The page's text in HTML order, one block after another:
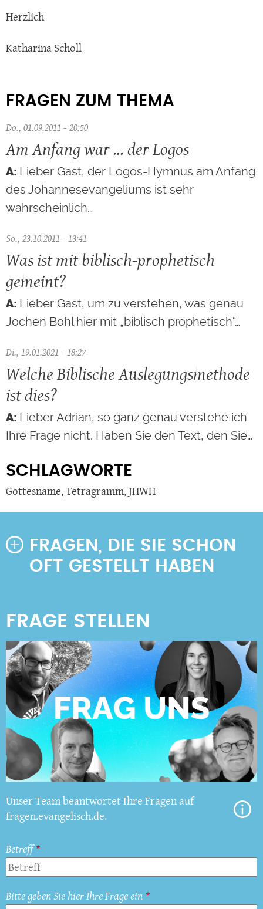
Herzlich
Katharina Scholl
FRAGEN ZUM THEMA
Do., 01.09.2011 - 20:50
Am Anfang war ... der Logos
Lieber Gast, der Logos-Hymnus am Anfang
des Johannesevangeliums ist sehr
wahrscheinlich…
So., 23.10.2011 - 13:41
Was ist mit biblisch-prophetisch
gemeint?
Lieber Gast, um zu verstehen, was genau
Jochen Bohl hier mit „biblisch prophetisch“…
Di., 19.01.2021 - 18:27
Welche Biblische Auslegungsmethode
ist dies?
Lieber Adrian, so ganz genau verstehe ich
Ihre Frage nicht. Haben Sie den Text, den Sie…
SCHLAGWORTE
Gottesname,Tetragramm,JHWH
FRAGEN, DIE SIE SCHON
OFT GESTELLT HABEN
Unser Team beantwortet Ihre Fragen auf
fragen.evangelisch.de.
Betreff
Bitte geben Sie hier Ihre Frage ein